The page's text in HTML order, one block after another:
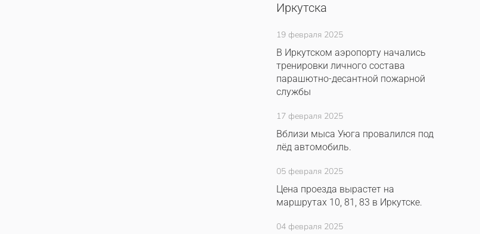
Иркутска
19 февраля 2025
В Иркутском аэропорту начались
тренировки личного состава
парашютно-десантной пожарной
службы
17 февраля 2025
Вблизи мыса Уюга провалился под
лёд автомобиль.
05 февраля 2025
Цена проезда вырастет на
маршрутах 10, 81, 83 в Иркутске.
04 февраля 2025